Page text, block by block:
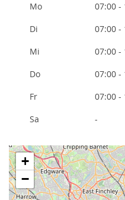
Mo
07:00 -
Di
07:00 -
Mi
07:00 -
Do
07:00 -
Fr
07:00 -
Sa
-
+
−